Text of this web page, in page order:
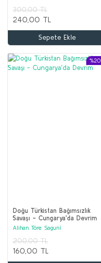
300,00 TL
240,00 TL
Sepete Ekle
%20
Doğu Türkistan Bağımsızlık
Savaşı - Cungarya'da Devrim
Alihan Töre Sagunî
200,00 TL
160,00 TL